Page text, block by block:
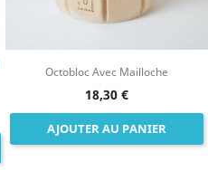
Octobloc Avec Mailloche
18,30 €
AJOUTER AU PANIER